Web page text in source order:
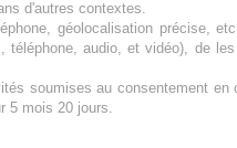
traite
1 et
du
WM
Suivez-nous
d'autres contextes.
géolocalisation précise,
audio, et vidéo), de
soumises au consentement
5 mois 20 jours.